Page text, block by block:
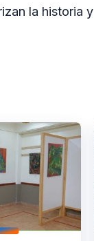
la historia y